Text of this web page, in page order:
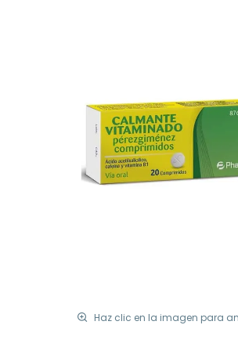
Haz clic en la imagen para